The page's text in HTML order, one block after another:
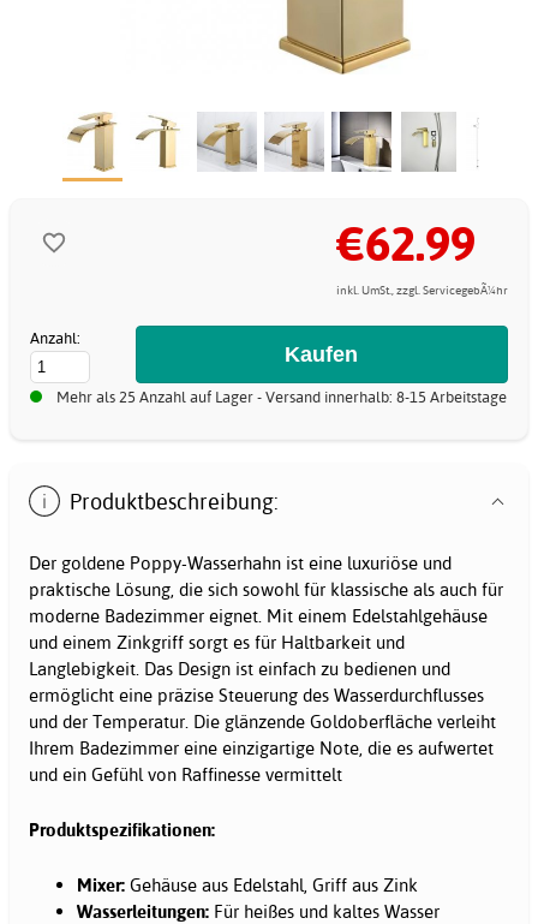
€62.99
inkl. UmSt., zzgl. ServicegebÃ¼hr
Anzahl:
Mehr als 25 Anzahl auf Lager - Versand innerhalb: 8-15 Arbeitstage
Produktbeschreibung:
Der goldene Poppy-Wasserhahn ist eine luxuriöse und
praktische Lösung, die sich sowohl für klassische als auch für
moderne Badezimmer eignet. Mit einem Edelstahlgehäuse
und einem Zinkgriff sorgt es für Haltbarkeit und
Langlebigkeit. Das Design ist einfach zu bedienen und
ermöglicht eine präzise Steuerung des Wasserdurchflusses
und der Temperatur. Die glänzende Goldoberfläche verleiht
Ihrem Badezimmer eine einzigartige Note, die es aufwertet
und ein Gefühl von Raffinesse vermittelt
Produktspezifikationen:
Mixer: Gehäuse aus Edelstahl, Griff aus Zink
Wasserleitungen: Für heißes und kaltes Wasser